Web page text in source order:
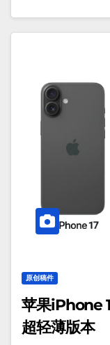
原创稿件
苹果iPhone
超轻薄版本